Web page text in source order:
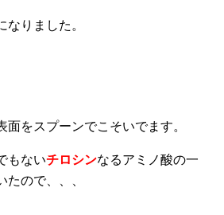
りました。
面をスプーンでこそいでます。
もないチロシンなるアミノ酸の一
ので、、、